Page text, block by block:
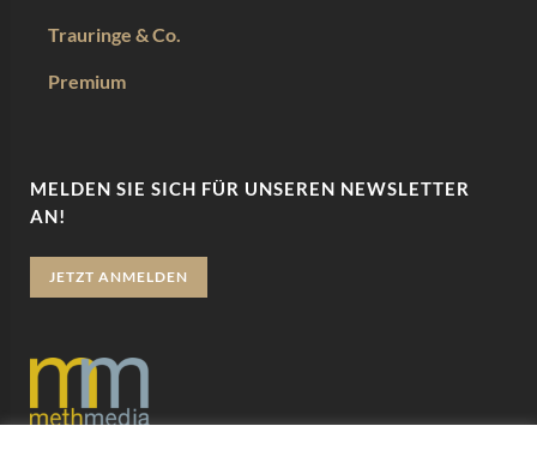
Trauringe & Co.
Premium
MELDEN SIE SICH FÜR UNSEREN NEWSLETTER
AN!
JETZT ANMELDEN